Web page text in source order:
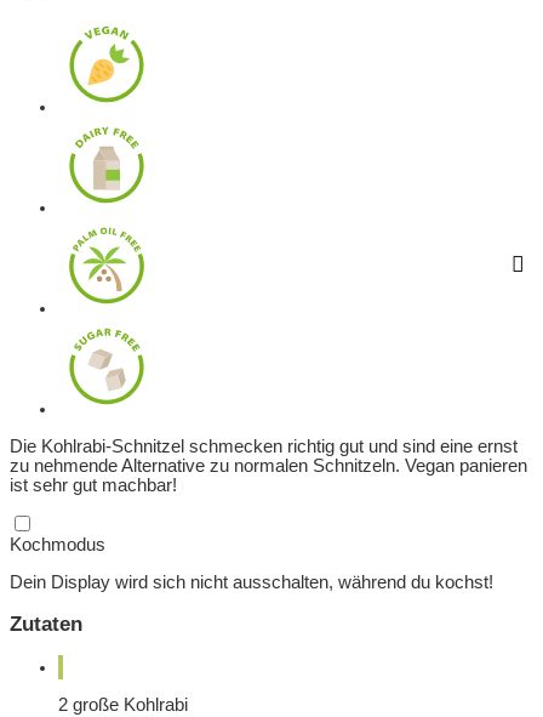
Die Kohlrabi-Schnitzel schmecken richtig gut und sind eine ernst
zu nehmende Alternative zu normalen Schnitzeln. Vegan panieren
ist sehr gut machbar!
Kochmodus
Dein Display wird sich nicht ausschalten, während du kochst!
Zutaten
2 große Kohlrabi